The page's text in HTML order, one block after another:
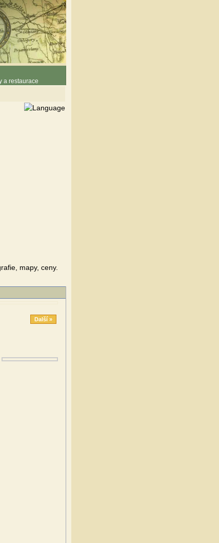
a restaurace
mapy, ceny.
Další »